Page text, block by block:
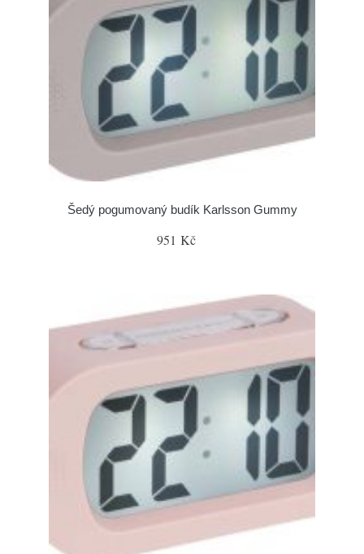
Šedý pogumovaný budík Karlsson Gummy
951 Kč